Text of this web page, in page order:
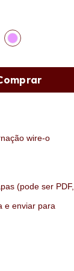
wire-o
(pode ser PDF,
e enviar para